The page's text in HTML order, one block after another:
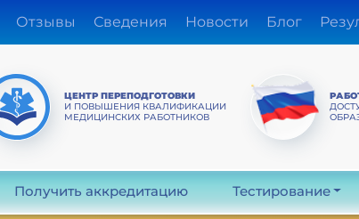
Отзывы Сведения Новости Блог
ЦЕНТР ПЕРЕПОДГОТОВКИ
И ПОВЫШЕНИЯ КВАЛИФИКАЦИИ
МЕДИЦИНСКИХ РАБОТНИКОВ
Получить аккредитацию Тестирование